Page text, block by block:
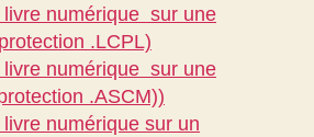
numérique sur une
.LCPL)
numérique sur une
.ASCM))
numérique sur un